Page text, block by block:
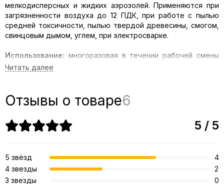
мелкодисперсных и жидких аэрозолей. Применяются при
загрязненности воздуха до 12 ПДК, при работе с пылью
средней токсичности, пылью твердой древесины, смогом,
свинцовым дымом, углем, при электросварке.
Использование: многоразовая в течении рабочей смены
(NR)
Клапан выдоха:нет
Вид фиксации:фиксация полумаски через уши
полотно и высокотехнологичная фильтрующая ткань
Meltblown. На маске имеется гибкая «скоба» для фиксации
на носу и обеспечения максимального прилегания.
Отзывы о товаре6
5 / 5
5 звёзд
4
4 звезды
2
3 звезды
0